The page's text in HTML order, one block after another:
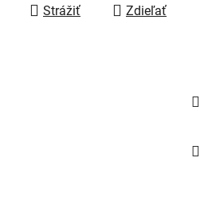
Strážiť Zdieľať